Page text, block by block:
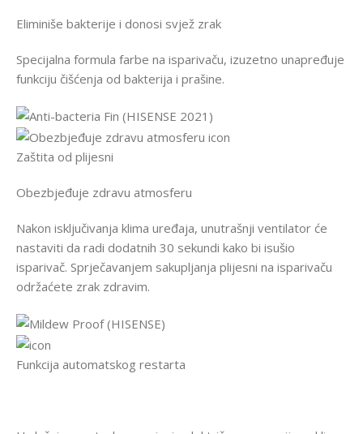
Eliminiše bakterije i donosi svjež zrak
Specijalna formula farbe na isparivaču, izuzetno unapređuje
funkciju čišćenja od bakterija i prašine.
Zaštita od plijesni
Obezbjeđuje zdravu atmosferu
Nakon isključivanja klima uređaja, unutrašnji ventilator će
nastaviti da radi dodatnih 30 sekundi kako bi isušio
isparivač. Sprječavanjem sakupljanja plijesni na isparivaču
održaćete zrak zdravim.
Funkcija automatskog restarta